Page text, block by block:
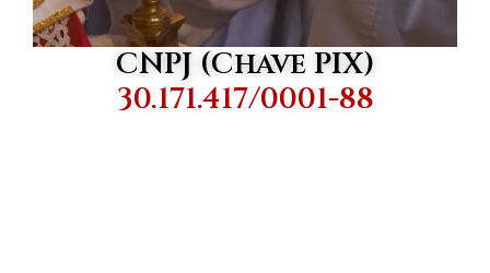
CNPJ (Chave PIX)
30.171.417/0001-88